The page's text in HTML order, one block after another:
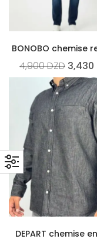
BONOBO chemise
4,900DZD 3,430
DEPART chemise